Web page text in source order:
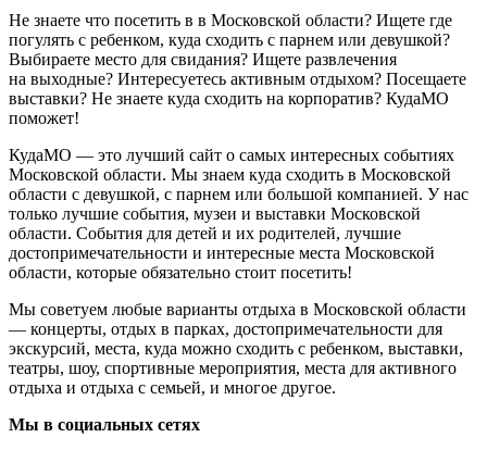
Не знаете что посетить в в Московской области? Ищете где
погулять с ребенком, куда сходить с парнем или девушкой?
Выбираете место для свидания? Ищете развлечения
на выходные? Интересуетесь активным отдыхом? Посещаете
выставки? Не знаете куда сходить на корпоратив? КудаМО
поможет!
КудаМО — это лучший сайт о самых интересных событиях
Московской области. Мы знаем куда сходить в Московской
области с девушкой, с парнем или большой компанией. У нас
только лучшие события, музеи и выставки Московской
области. События для детей и их родителей, лучшие
достопримечательности и интересные места Московской
области, которые обязательно стоит посетить!
Мы советуем любые варианты отдыха в Московской области
— концерты, отдых в парках, достопримечательности для
экскурсий, места, куда можно сходить с ребенком, выставки,
театры, шоу, спортивные мероприятия, места для активного
отдыха и отдыха с семьей, и многое другое.
Мы в социальных сетях